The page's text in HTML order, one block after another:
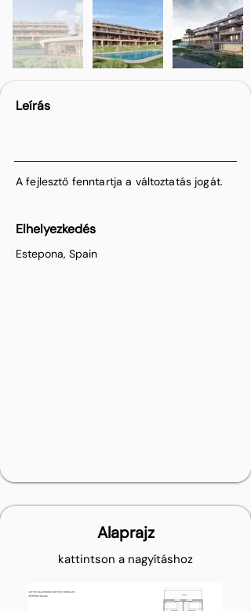
Leírás
A fejlesztő fenntartja a változtatás jogát.
Elhelyezkedés
Estepona, Spain
Alaprajz
kattintson a nagyításhoz